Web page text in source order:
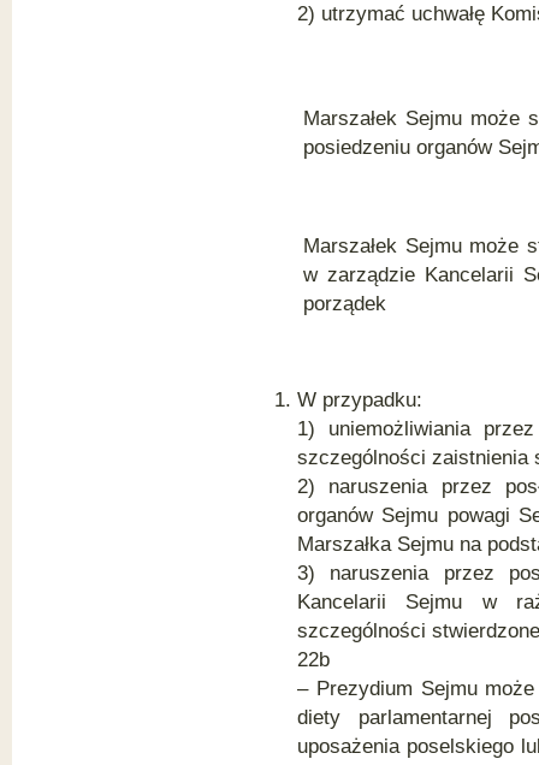
2) utrzymać uchwałę
Marszałek Sejmu może
posiedzeniu organów
Marszałek Sejmu może
w zarządzie Kancelarii
porządek
W przypadku:
1) uniemożliwiania
szczególności zaistnienia
2) naruszenia przez
organów Sejmu powagi
Marszałka Sejmu na
3) naruszenia przez
Kancelarii Sejmu w
szczególności
22b
– Prezydium Sejmu
diety parlamentarnej
uposażenia poselskiego